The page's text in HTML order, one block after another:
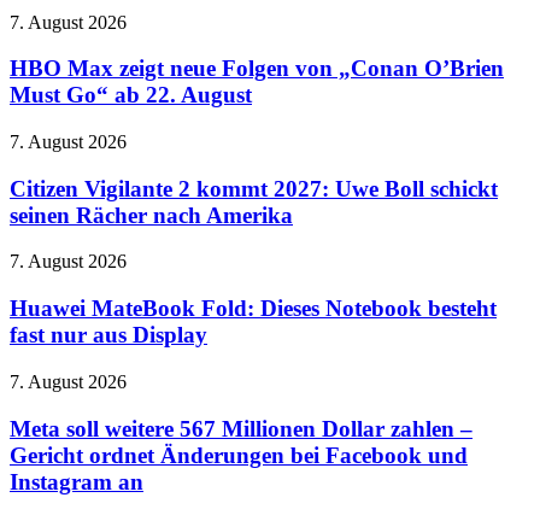
wie
Donut
Kinofilm
HBO
zeigt
neue
Folgen
„Conan
Must
Go“
22.
7. August 2026
HBO Max zeigt neue Folgen von „Conan O’Brien
Must Go“ ab 22. August
Citizen
2
kommt
2027:
Boll
seinen
Rächer
Amerika
7. August 2026
Citizen Vigilante 2 kommt 2027: Uwe Boll schickt
seinen Rächer nach Amerika
Huawei
Fold:
Dieses
Notebook
fast
aus
Display
7. August 2026
Huawei MateBook Fold: Dieses Notebook besteht
fast nur aus Display
Meta
weitere
567
Millionen
Dollar
7. August 2026
Meta soll weitere 567 Millionen Dollar zahlen –
Gericht ordnet Änderungen bei Facebook und
Instagram an